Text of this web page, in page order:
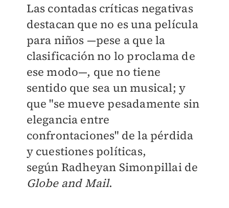
Las contadas críticas negativas
destacan que no es una película
para niños —pese a que la
clasificación no lo proclama de
ese modo—, que no tiene
sentido que sea un musical; y
que "se mueve pesadamente sin
elegancia entre
confrontaciones" de la pérdida
y cuestiones políticas,
según Radheyan Simonpillai de
Globe and Mail.